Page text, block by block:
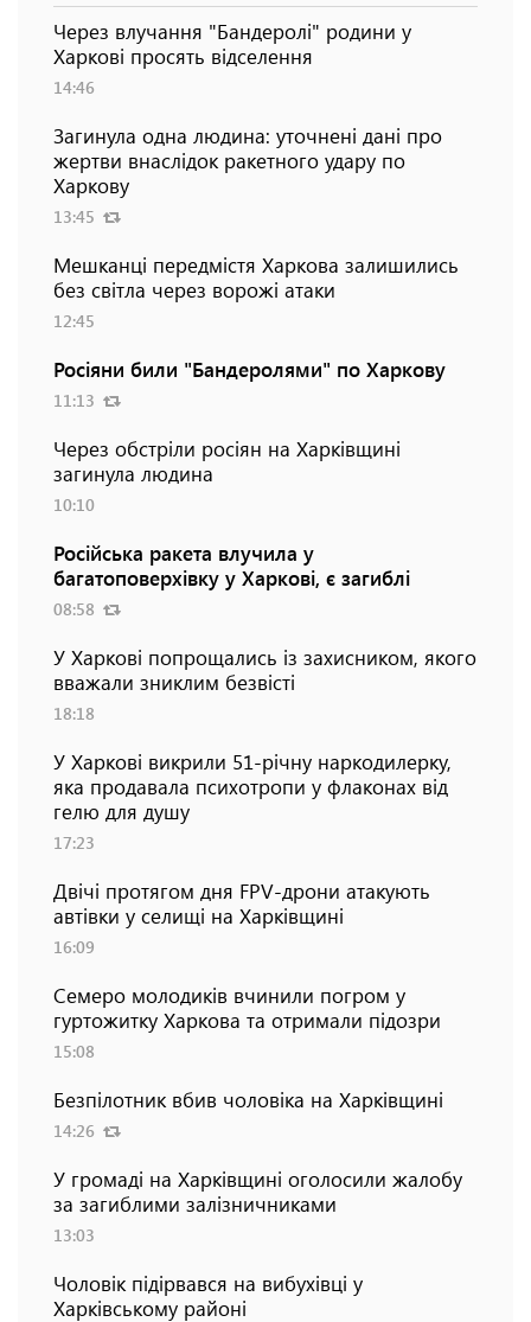
Через влучання "Бандеролі" родини у
Харкові просять відселення
14:46
Загинула одна людина: уточнені дані про
жертви внаслідок ракетного удару по
Харкову
13:45
Мешканці передмістя Харкова залишились
без світла через ворожі атаки
12:45
Росіяни били "Бандеролями" по Харкову
11:13
Через обстріли росіян на Харківщині
загинула людина
10:10
Російська ракета влучила у
багатоповерхівку у Харкові, є загиблі
08:58
У Харкові попрощались із захисником, якого
вважали зниклим безвісті
18:18
У Харкові викрили 51-річну наркодилерку,
яка продавала психотропи у флаконах від
гелю для душу
17:23
Двічі протягом дня FPV-дрони атакують
автівки у селищі на Харківщині
16:09
Семеро молодиків вчинили погром у
гуртожитку Харкова та отримали підозри
15:08
Безпілотник вбив чоловіка на Харківщині
14:26
У громаді на Харківщині оголосили жалобу
за загиблими залізничниками
13:03
Чоловік підірвався на вибухівці у
Харківському районі